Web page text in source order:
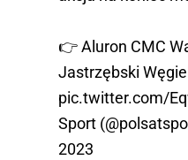
👉 Aluron CMC
Jastrzębski
pic.twitter.com/
Sport
2023